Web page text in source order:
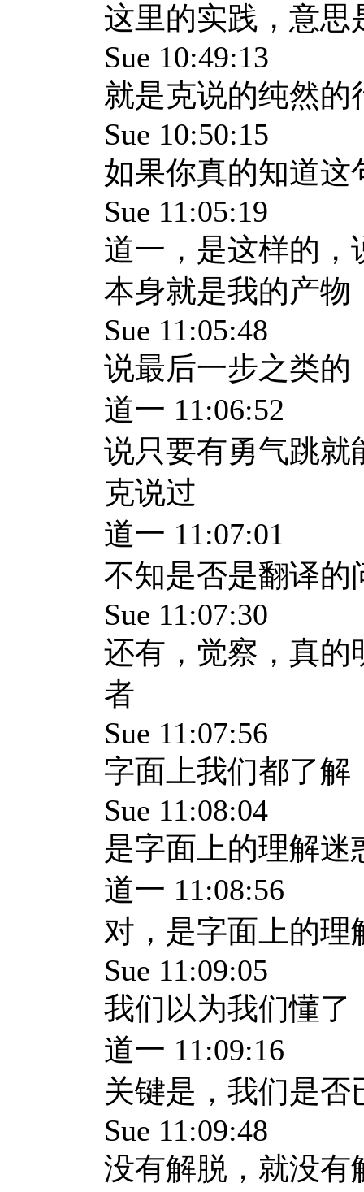
这里的实践，意思
Sue 10:49:13
就是克说的纯然的
Sue 10:50:15
如果你真的知道这
Sue 11:05:19
道一，是这样的，
本身就是我的产物
Sue 11:05:48
说最后一步之类的
道一 11:06:52
说只要有勇气跳就
克说过
道一 11:07:01
不知是否是翻译的
Sue 11:07:30
还有，觉察，真的
者
Sue 11:07:56
字面上我们都了解
Sue 11:08:04
是字面上的理解迷
道一 11:08:56
对，是字面上的理
Sue 11:09:05
我们以为我们懂了
道一 11:09:16
关键是，我们是否
Sue 11:09:48
没有解脱，就没有